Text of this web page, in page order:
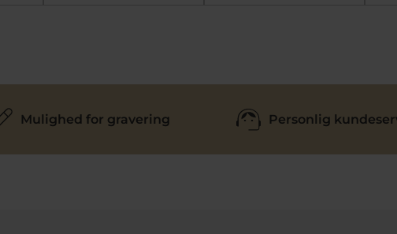
Mulighed for gravering Personlig